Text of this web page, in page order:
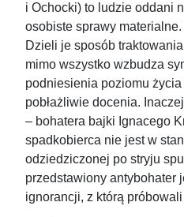
i Ochocki) to ludzie oddani
osobiste sprawy materialne.
Dzieli je sposób
mimo wszystko wzbudza
podniesienia poziomu
pobłażliwie docenia.
– bohatera bajki Ignacego
spadkobierca nie jest w
odziedziczonej po stryju
przedstawiony antybohater
ignorancji, z którą